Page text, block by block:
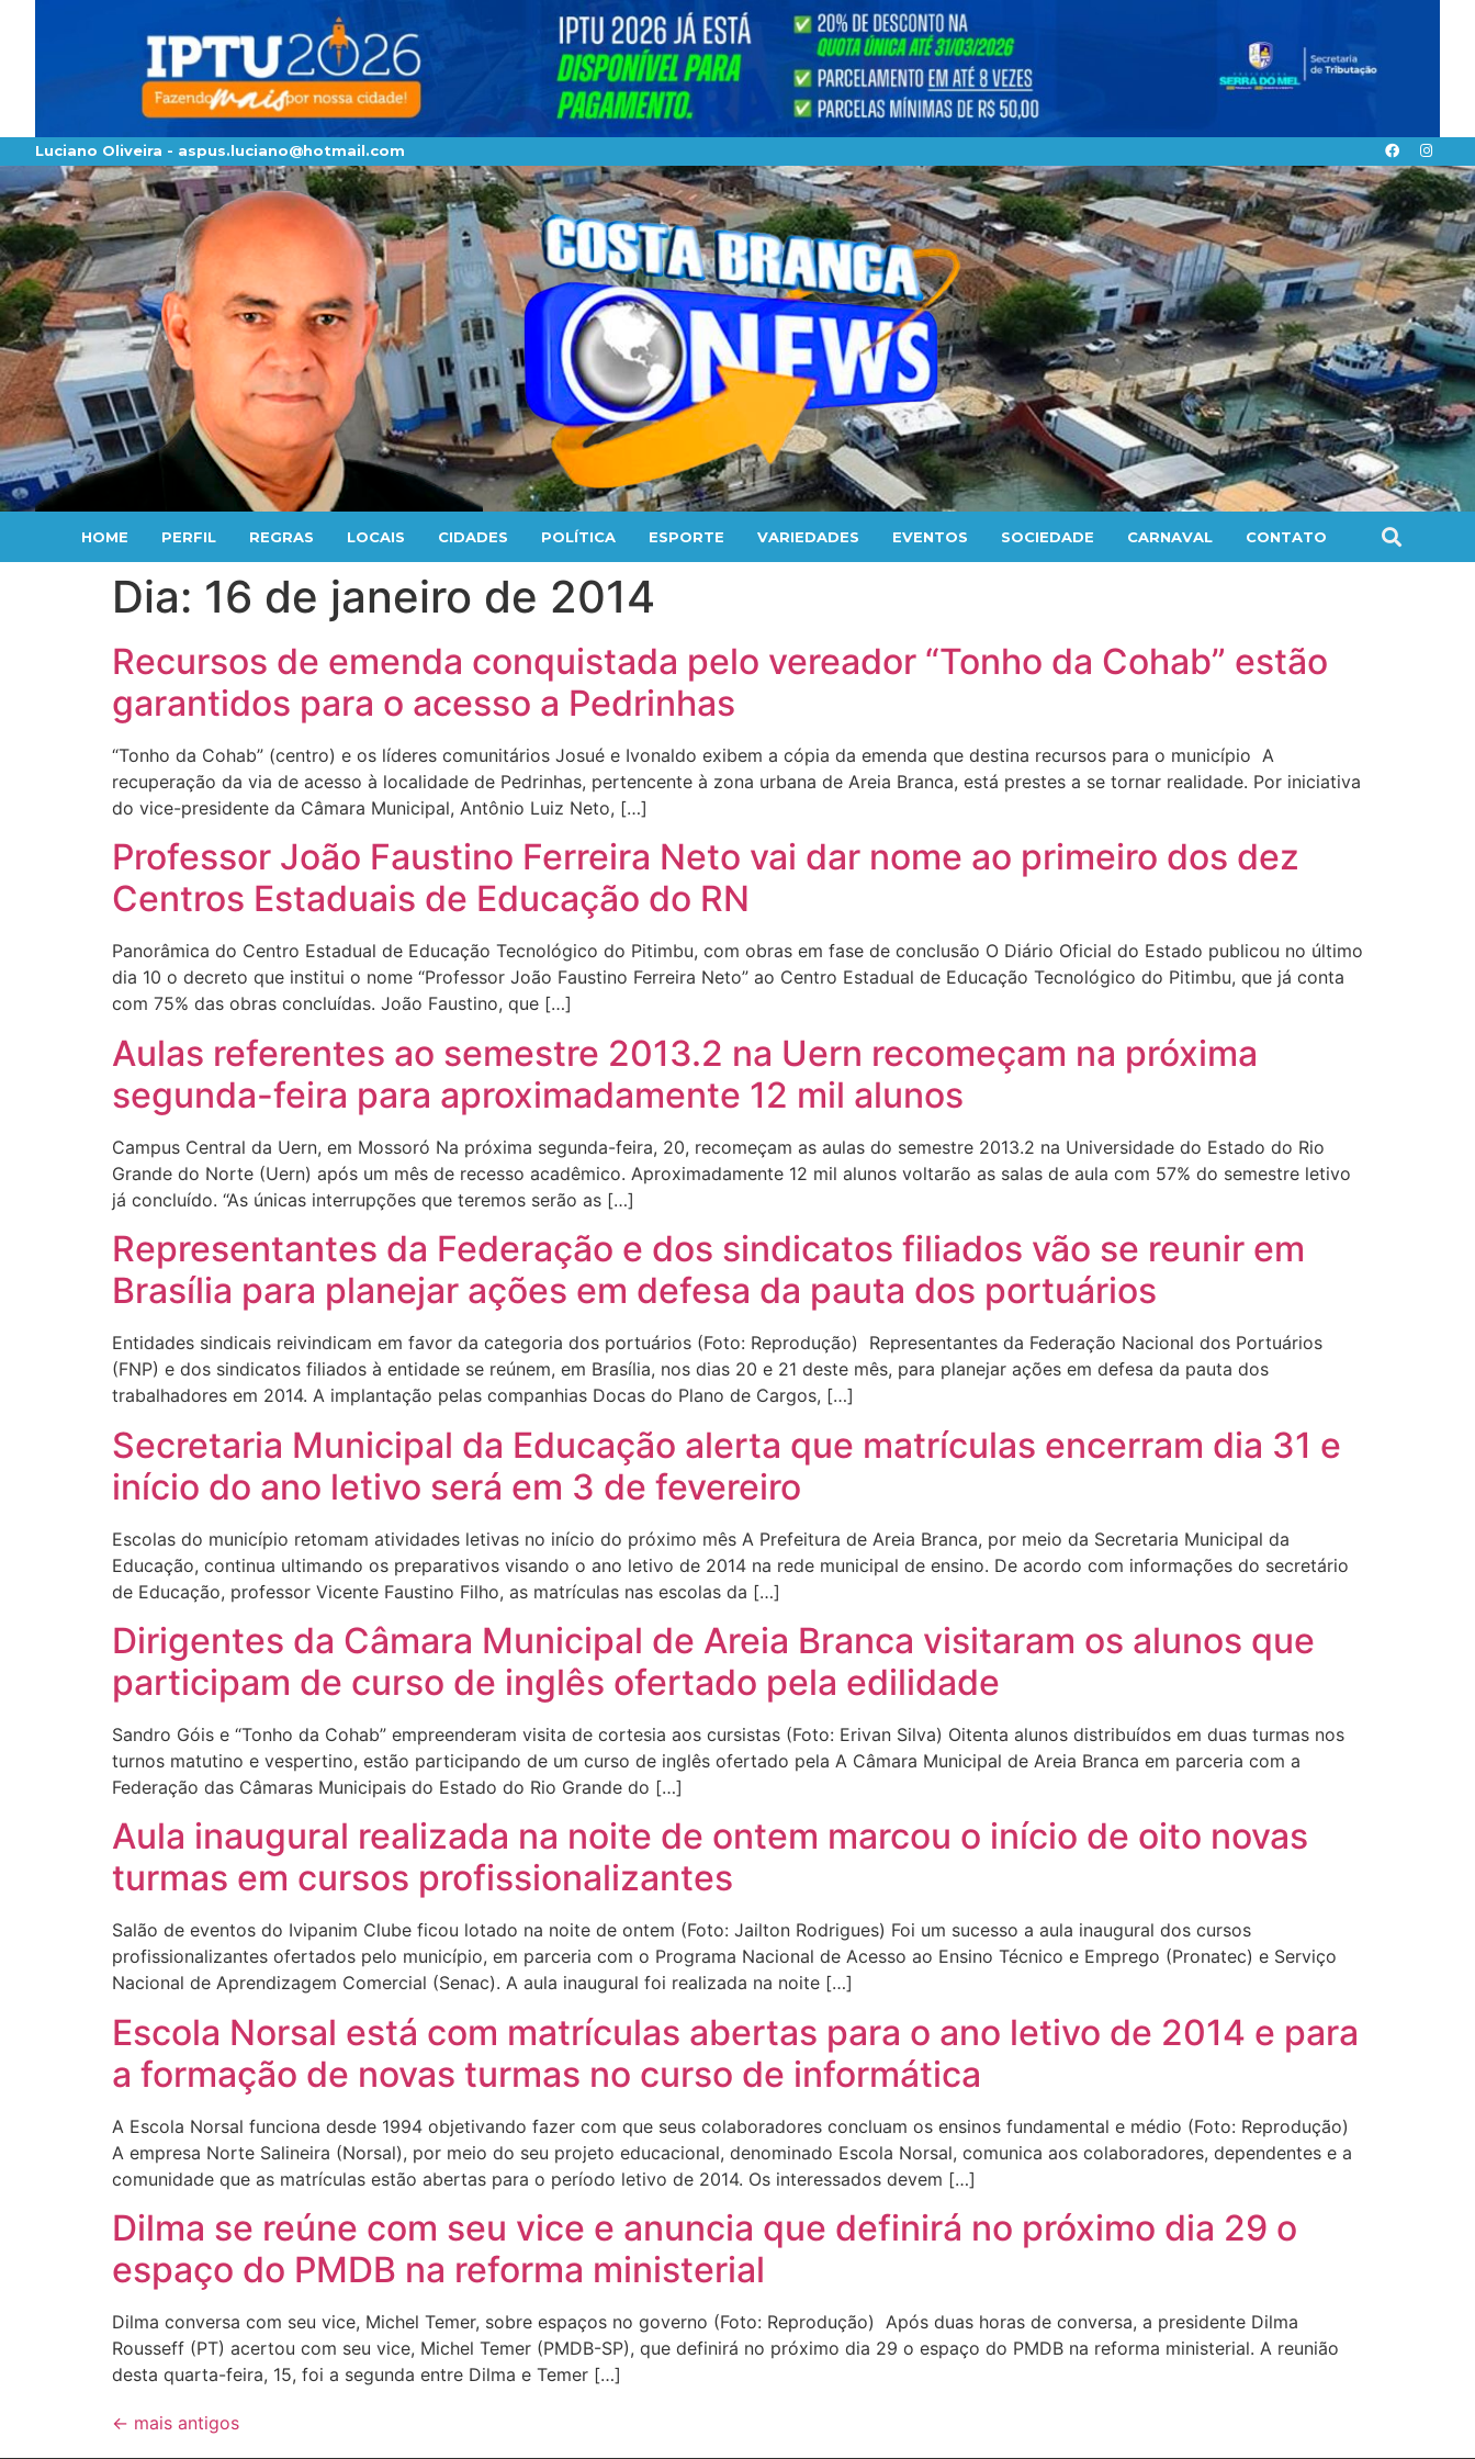
Luciano Oliveira - aspus.luciano@hotmail.com
HOME PERFIL REGRAS LOCAIS CIDADES POLÍTICA ESPORTE VARIEDADES EVENTOS SOCIEDADE CARNAVAL CONTATO
Dia: 16 de janeiro de 2014
Recursos de emenda conquistada pelo vereador “Tonho da Cohab” estão
garantidos para o acesso a Pedrinhas
“Tonho da Cohab” (centro) e os líderes comunitários Josué e Ivonaldo exibem a cópia da emenda que destina recursos para o município A
recuperação da via de acesso à localidade de Pedrinhas, pertencente à zona urbana de Areia Branca, está prestes a se tornar realidade. Por iniciativa
do vice-presidente da Câmara Municipal, Antônio Luiz Neto, […]
Professor João Faustino Ferreira Neto vai dar nome ao primeiro dos dez
Centros Estaduais de Educação do RN
Panorâmica do Centro Estadual de Educação Tecnológico do Pitimbu, com obras em fase de conclusão O Diário Oficial do Estado publicou no último
dia 10 o decreto que institui o nome “Professor João Faustino Ferreira Neto” ao Centro Estadual de Educação Tecnológico do Pitimbu, que já conta
com 75% das obras concluídas. João Faustino, que […]
Aulas referentes ao semestre 2013.2 na Uern recomeçam na próxima
segunda-feira para aproximadamente 12 mil alunos
Campus Central da Uern, em Mossoró Na próxima segunda-feira, 20, recomeçam as aulas do semestre 2013.2 na Universidade do Estado do Rio
Grande do Norte (Uern) após um mês de recesso acadêmico. Aproximadamente 12 mil alunos voltarão as salas de aula com 57% do semestre letivo
já concluído. “As únicas interrupções que teremos serão as […]
Representantes da Federação e dos sindicatos filiados vão se reunir em
Brasília para planejar ações em defesa da pauta dos portuários
Entidades sindicais reivindicam em favor da categoria dos portuários (Foto: Reprodução) Representantes da Federação Nacional dos Portuários
(FNP) e dos sindicatos filiados à entidade se reúnem, em Brasília, nos dias 20 e 21 deste mês, para planejar ações em defesa da pauta dos
trabalhadores em 2014. A implantação pelas companhias Docas do Plano de Cargos, […]
Secretaria Municipal da Educação alerta que matrículas encerram dia 31 e
início do ano letivo será em 3 de fevereiro
Escolas do município retomam atividades letivas no início do próximo mês A Prefeitura de Areia Branca, por meio da Secretaria Municipal da
Educação, continua ultimando os preparativos visando o ano letivo de 2014 na rede municipal de ensino. De acordo com informações do secretário
de Educação, professor Vicente Faustino Filho, as matrículas nas escolas da […]
Dirigentes da Câmara Municipal de Areia Branca visitaram os alunos que
participam de curso de inglês ofertado pela edilidade
Sandro Góis e “Tonho da Cohab” empreenderam visita de cortesia aos cursistas (Foto: Erivan Silva) Oitenta alunos distribuídos em duas turmas nos
turnos matutino e vespertino, estão participando de um curso de inglês ofertado pela A Câmara Municipal de Areia Branca em parceria com a
Federação das Câmaras Municipais do Estado do Rio Grande do […]
Aula inaugural realizada na noite de ontem marcou o início de oito novas
turmas em cursos profissionalizantes
Salão de eventos do Ivipanim Clube ficou lotado na noite de ontem (Foto: Jailton Rodrigues) Foi um sucesso a aula inaugural dos cursos
profissionalizantes ofertados pelo município, em parceria com o Programa Nacional de Acesso ao Ensino Técnico e Emprego (Pronatec) e Serviço
Nacional de Aprendizagem Comercial (Senac). A aula inaugural foi realizada na noite […]
Escola Norsal está com matrículas abertas para o ano letivo de 2014 e para
a formação de novas turmas no curso de informática
A Escola Norsal funciona desde 1994 objetivando fazer com que seus colaboradores concluam os ensinos fundamental e médio (Foto: Reprodução)
A empresa Norte Salineira (Norsal), por meio do seu projeto educacional, denominado Escola Norsal, comunica aos colaboradores, dependentes e a
comunidade que as matrículas estão abertas para o período letivo de 2014. Os interessados devem […]
Dilma se reúne com seu vice e anuncia que definirá no próximo dia 29 o
espaço do PMDB na reforma ministerial
Dilma conversa com seu vice, Michel Temer, sobre espaços no governo (Foto: Reprodução) Após duas horas de conversa, a presidente Dilma
Rousseff (PT) acertou com seu vice, Michel Temer (PMDB-SP), que definirá no próximo dia 29 o espaço do PMDB na reforma ministerial. A reunião
desta quarta-feira, 15, foi a segunda entre Dilma e Temer […]
← mais antigos